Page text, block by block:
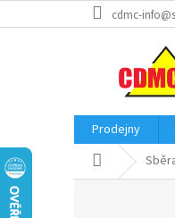
na
cdmc-
Prodejny
Domů